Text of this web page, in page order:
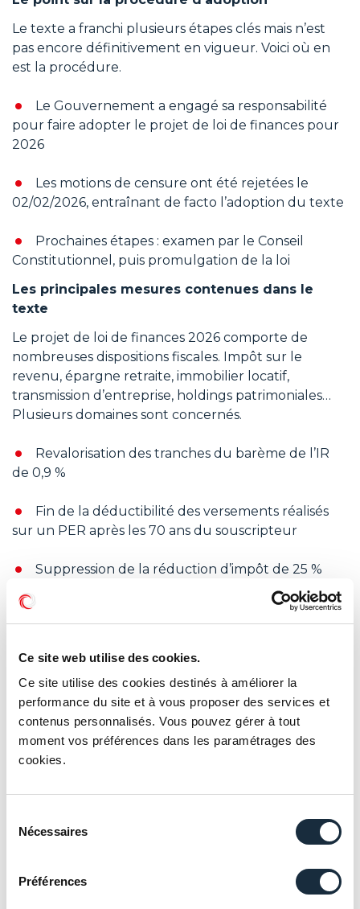
Ce site web utilise des cookies.
Ce site utilise des cookies destinés à améliorer la
performance du site et à vous proposer des services et
contenus personnalisés. Vous pouvez gérer à tout
moment vos préférences dans les paramétrages des
cookies.
Nécessaires
Préférences
Le texte a franchi plusieurs étapes clés mais n’est
pas encore définitivement en vigueur. Voici où en
est la procédure.
Le Gouvernement a engagé sa responsabilité
pour faire adopter le projet de loi de finances pour
2026
Les motions de censure ont été rejetées le
02/02/2026, entraînant de facto l’adoption du texte
Prochaines étapes : examen par le Conseil
Constitutionnel, puis promulgation de la loi
Les principales mesures contenues dans le
texte
Le projet de loi de finances 2026 comporte de
nombreuses dispositions fiscales. Impôt sur le
revenu, épargne retraite, immobilier locatif,
transmission d’entreprise, holdings patrimoniales…
Plusieurs domaines sont concernés.
Revalorisation des tranches du barème de l’IR
de 0,9 %
Fin de la déductibilité des versements réalisés
sur un PER après les 70 ans du souscripteur
Suppression de la réduction d’impôt de 25 %
pour investissement dans un FCPI classique
(maintien des avantages pour les FIP Corse)
droit à la déduction d’un amortissement pour le
calcul des revenus fonciers (location nue), sous
conditions d’une mise en location « abordable »
durant 9 ans minimum
Prorogation du doublement du déficit foncier à
Création d’une taxe de 20 % sur les holdings qui
actif supérieur à 5 millions d’euros, calculée sur les